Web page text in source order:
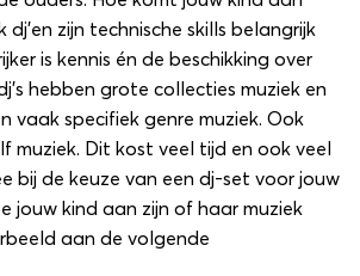
dj’en zijn technische skills belangrijk
is kennis én de beschikking over
hebben grote collecties muziek en
vaak specifiek genre muziek. Ook
muziek. Dit kost veel tijd en ook veel
bij de keuze van een dj-set voor jouw
jouw kind aan zijn of haar muziek
aan de volgende